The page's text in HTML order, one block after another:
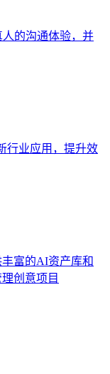
的沟通体验，并
行业应用，提升效
富的AI资产库和
创意项目